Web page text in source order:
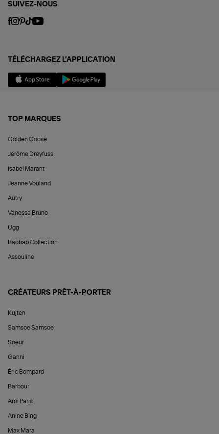
SUIVEZ-NOUS
TÉLÉCHARGEZ L'APPLICATION
TOP MARQUES
Golden Goose
Jérôme Dreyfuss
Isabel Marant
Jeanne Vouland
Autry
Vanessa Bruno
Ugg
Baobab Collection
Assouline
CRÉATEURS PRÊT-À-PORTER
Kujten
Samsoe Samsoe
Soeur
Ganni
Éric Bompard
Barbour
Ami Paris
Anine Bing
Max Mara